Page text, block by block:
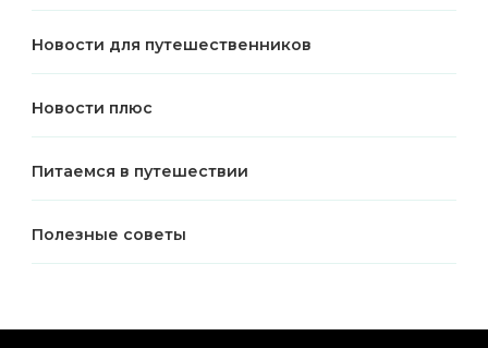
Новости для путешественников
Новости плюс
Питаемся в путешествии
Полезные советы